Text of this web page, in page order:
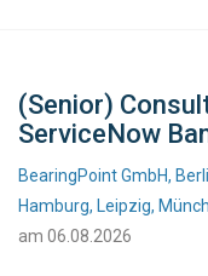
(Senior)
ServiceNow
BearingPoint GmbH,
Hamburg, Leipzig,
am 06.08.2026